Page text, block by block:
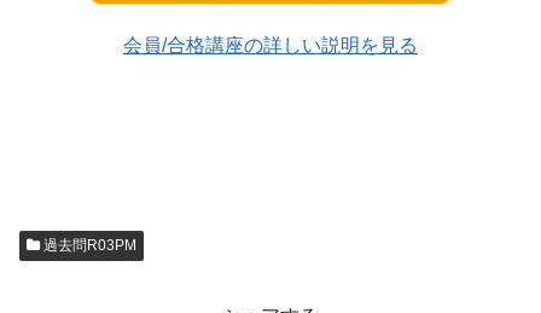
会員/合格講座の詳しい説明を見る
過去問R03PM